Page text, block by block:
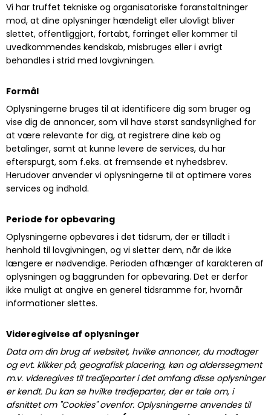
Vi har truffet tekniske og organisatoriske foranstaltninger
mod, at dine oplysninger hændeligt eller ulovligt bliver
slettet, offentliggjort, fortabt, forringet eller kommer til
uvedkommendes kendskab, misbruges eller i øvrigt
behandles i strid med lovgivningen.
Formål
Oplysningerne bruges til at identificere dig som bruger og
vise dig de annoncer, som vil have størst sandsynlighed for
at være relevante for dig, at registrere dine køb og
betalinger, samt at kunne levere de services, du har
efterspurgt, som f.eks. at fremsende et nyhedsbrev.
Herudover anvender vi oplysningerne til at optimere vores
services og indhold.
Periode for opbevaring
Oplysningerne opbevares i det tidsrum, der er tilladt i
henhold til lovgivningen, og vi sletter dem, når de ikke
længere er nødvendige. Perioden afhænger af karakteren af
oplysningen og baggrunden for opbevaring. Det er derfor
ikke muligt at angive en generel tidsramme for, hvornår
informationer slettes.
Videregivelse af oplysninger
Data om din brug af websitet, hvilke annoncer, du modtager
og evt. klikker på, geografisk placering, køn og alderssegment
m.v. videregives til tredjeparter i det omfang disse oplysninger
er kendt. Du kan se hvilke tredjeparter, der er tale om, i
afsnittet om "Cookies" ovenfor. Oplysningerne anvendes til